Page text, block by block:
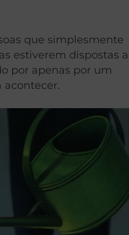
que simplesmente
estiverem dispostas a
por apenas por um
acontecer.